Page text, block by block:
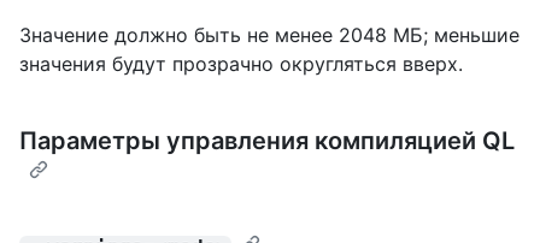
Значение должно быть не менее 2048 МБ; меньшие
значения будут прозрачно округляться вверх.
Параметры управления компиляцией QL